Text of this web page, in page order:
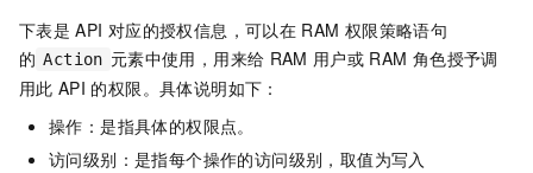
下表是 API 对应的授权信息，可以在 RAM 权限策略语句
的 Action 元素中使用，用来给 RAM 用户或 RAM 角色授予调
用此 API 的权限。具体说明如下：
操作：是指具体的权限点。
访问级别：是指每个操作的访问级别，取值为写入